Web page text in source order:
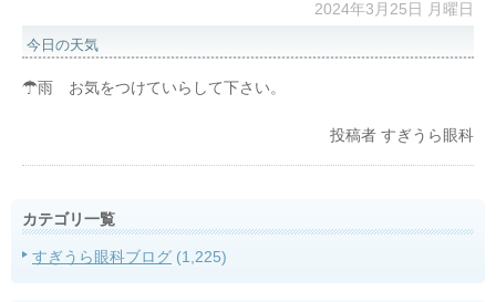
2024年3月25日 月曜日
今日の天気
☂雨 お気をつけていらして下さい。
投稿者 すぎうら眼科
カテゴリ一覧
すぎうら眼科ブログ (1,225)